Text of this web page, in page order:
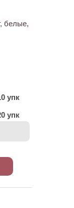
белые,
упк
упк